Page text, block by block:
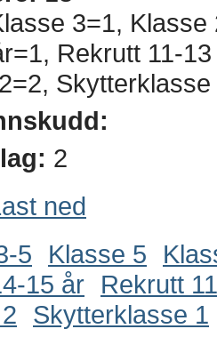
3=1,
Rekrutt 11-
2
ned
5 Klasse 5
15 år
Rekrutt
Skytterklasse 1